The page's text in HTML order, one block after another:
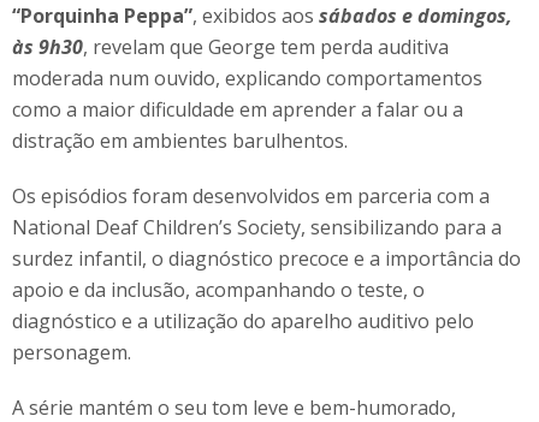
“Porquinha Peppa”, exibidos aos sábados e domingos,
às 9h30, revelam que George tem perda auditiva
moderada num ouvido, explicando comportamentos
como a maior dificuldade em aprender a falar ou a
distração em ambientes barulhentos.
Os episódios foram desenvolvidos em parceria com a
National Deaf Children’s Society, sensibilizando para a
surdez infantil, o diagnóstico precoce e a importância do
apoio e da inclusão, acompanhando o teste, o
diagnóstico e a utilização do aparelho auditivo pelo
personagem.
A série mantém o seu tom leve e bem-humorado,